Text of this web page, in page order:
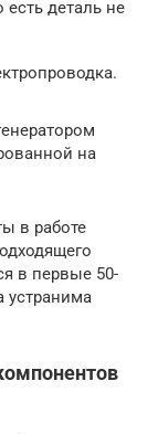
есть деталь не
на
в работе
в первые 50-
устранима